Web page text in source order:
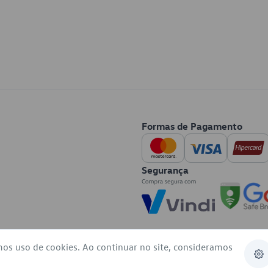
Formas de Pagamento
Segurança
uso de cookies. Ao continuar no site, consideramos